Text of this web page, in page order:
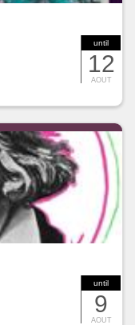
until
12
AOUT
until
9
AOUT